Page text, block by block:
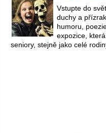
Vstupte do
duchy a
humoru,
expozice,
seniory, stejně jako celé